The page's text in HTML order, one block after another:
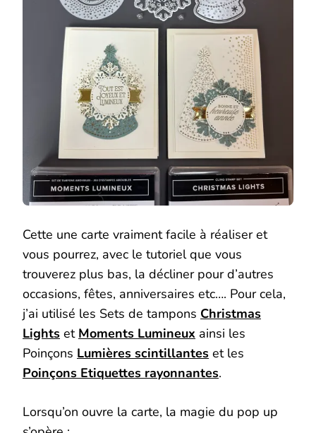
Cette une carte vraiment facile à réaliser et
vous pourrez, avec le tutoriel que vous
trouverez plus bas, la décliner pour d’autres
occasions, fêtes, anniversaires etc…. Pour cela,
j’ai utilisé les Sets de tampons Christmas
Lights et Moments Lumineux ainsi les
Poinçons Lumières scintillantes et les
Poinçons Etiquettes rayonnantes.
Lorsqu’on ouvre la carte, la magie du pop up